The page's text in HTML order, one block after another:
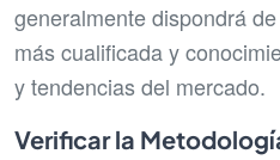
generalmente dispondrá
más cualificada y
y tendencias del mercado.
Verificar la